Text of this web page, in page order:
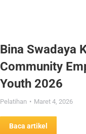
Bina Swadaya
Community
Youth 2026
Pelatihan Maret 4, 2026
Baca artikel